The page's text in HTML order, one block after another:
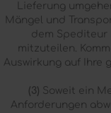
Lieferung
Mängel und
dem Spediteur
mitzuteilen.
Auswirkung auf Ihre
(3) Soweit ein
Anforderungen